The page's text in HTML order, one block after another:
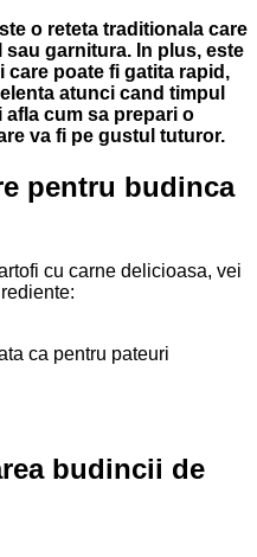
o reteta traditionala care
garnitura. In plus, este
care poate fi gatita rapid,
atunci cand timpul
afla cum sa prepari o
va fi pe gustul tuturor.
pentru budinca
cu carne delicioasa, vei
ca pentru pateuri
budincii de